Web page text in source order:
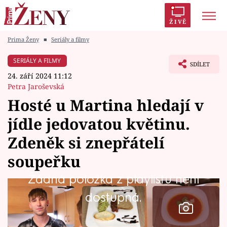
ŽIVĚ
Módní alarm
Témata
Celebrity
Vztahy
Seriály
Prima Ženy ■ Seriály a filmy
SERIÁLY A FILMY
24. září 2024 11:12
Petra Jaroševská
SDÍLET
Hosté u Martina hledají v
jídle jedovatou květinu.
Zdeněk si znepřátelí
soupeřku
Žádná položka z playlistu není
dostupná.